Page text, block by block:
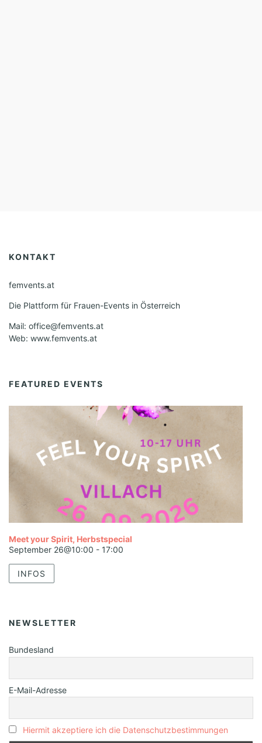
KONTAKT
femvents.at
Die Plattform für Frauen-Events in Österreich
Mail: office@femvents.at
Web: www.femvents.at
FEATURED EVENTS
Meet your Spirit, Herbstspecial
September 26@10:00 - 17:00
INFOS
NEWSLETTER
Bundesland
E-Mail-Adresse
Hiermit akzeptiere ich die Datenschutzbestimmungen